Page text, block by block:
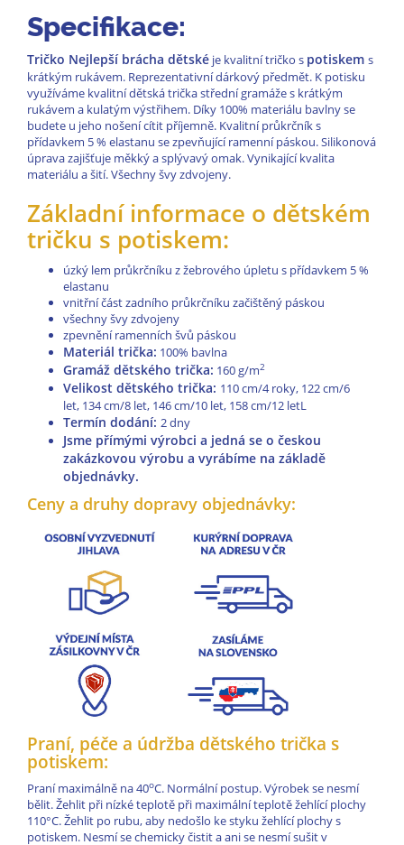
Specifikace:
Tričko Nejlepší brácha dětské je kvalitní tričko s potiskem s
krátkým rukávem. Reprezentativní dárkový předmět. K potisku
využíváme kvalitní dětská trička střední gramáže s krátkým
rukávem a kulatým výstřihem. Díky 100% materiálu bavlny se
budete u jeho nošení cítit příjemně. Kvalitní průkrčník s
přídavkem 5 % elastanu se zpevňující ramenní páskou. Silikonová
úprava zajišťuje měkký a splývavý omak. Vynikající kvalita
materiálu a šití. Všechny švy zdvojeny.
Základní informace o dětském
tričku s potiskem:
úzký lem průkrčníku z žebrového úpletu s přídavkem 5 %
elastanu
vnitřní část zadního průkrčníku začištěný páskou
všechny švy zdvojeny
zpevnění ramenních švů páskou
Materiál trička: 100% bavlna
Gramáž dětského trička: 160 g/m2
Velikost dětského trička: 110 cm/4 roky, 122 cm/6
let, 134 cm/8 let, 146 cm/10 let, 158 cm/12 letL
Termín dodání: 2 dny
Jsme přímými výrobci a jedná se o českou
zakázkovou výrobu a vyrábíme na základě
objednávky.
Ceny a druhy dopravy objednávky:
Praní, péče a údržba dětského trička s
potiskem:
Praní maximálně na 40oC. Normální postup. Výrobek se nesmí
bělit. Žehlit při nízké teplotě při maximální teplotě žehlící plochy
110°C. Žehlit po rubu, aby nedošlo ke styku žehlící plochy s
potiskem. Nesmí se chemicky čistit a ani se nesmí sušit v